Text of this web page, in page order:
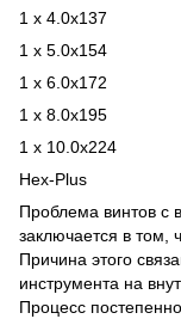
1 x 4.0x137
1 x 5.0x154
1 x 6.0x172
1 x 8.0x195
1 x 10.0x224
Hex-Plus
Проблема винтов с
заключается в том,
Причина этого
инструмента на
Процесс